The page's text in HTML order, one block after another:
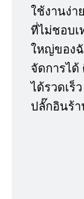
ใช้งานง่า
ที่ไม่ชอบ
ใหญ่ของ
จัดการได้
ได้รวดเร็
ปลั๊กอินร้